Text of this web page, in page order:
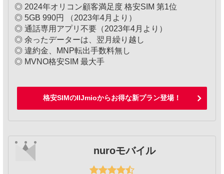
◎ 2024年オリコン顧客満足度 格安SIM 第1位
◎ 5GB 990円 （2023年4月より）
◎ 通話専用アプリ不要（2023年4月より）
◎ 余ったデーターは、翌月繰り越し
◎ 違約金、MNP転出手数料無し
◎ MVNO格安SIM 最大手
格安SIMのIIJmioからお得な新プラン登場！
nuroモバイル